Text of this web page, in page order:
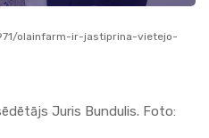
olainfarm-ir-jastiprina-vietejo-
Juris Bundulis. Foto: